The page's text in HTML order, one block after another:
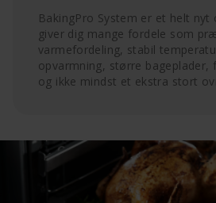
BakingPro System er et helt nyt
giver dig mange fordele som
varmefordeling, stabil
opvarmning, større bageplader,
og ikke mindst et ekstra stort